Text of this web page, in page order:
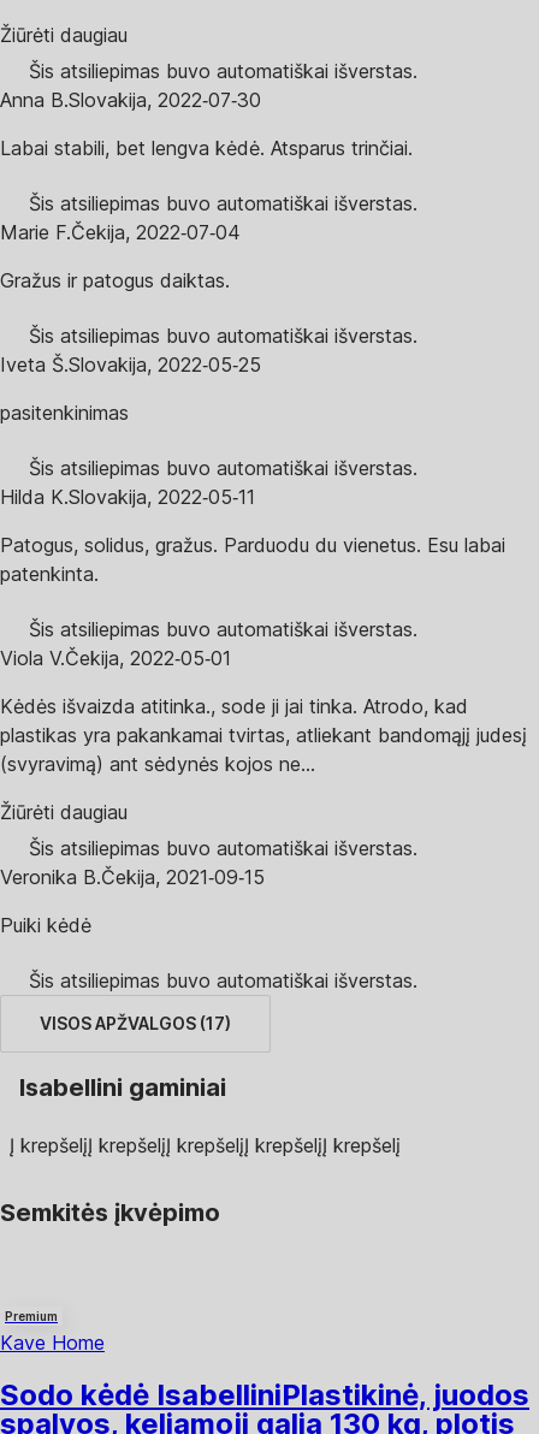
Žiūrėti daugiau
Šis atsiliepimas buvo automatiškai išverstas.
Anna B.Slovakija, 2022‑07‑30
Labai stabili, bet lengva kėdė. Atsparus trinčiai.
Šis atsiliepimas buvo automatiškai išverstas.
Marie F.Čekija, 2022‑07‑04
Gražus ir patogus daiktas.
Šis atsiliepimas buvo automatiškai išverstas.
Iveta Š.Slovakija, 2022‑05‑25
pasitenkinimas
Šis atsiliepimas buvo automatiškai išverstas.
Hilda K.Slovakija, 2022‑05‑11
Patogus, solidus, gražus. Parduodu du vienetus. Esu labai
patenkinta.
Šis atsiliepimas buvo automatiškai išverstas.
Viola V.Čekija, 2022‑05‑01
Kėdės išvaizda atitinka., sode ji jai tinka. Atrodo, kad
plastikas yra pakankamai tvirtas, atliekant bandomąjį judesį
(svyravimą) ant sėdynės kojos ne...
Žiūrėti daugiau
Šis atsiliepimas buvo automatiškai išverstas.
Veronika B.Čekija, 2021‑09‑15
Puiki kėdė
Šis atsiliepimas buvo automatiškai išverstas.
VISOS APŽVALGOS (17)
Isabellini gaminiai
Į krepšelįĮ krepšelįĮ krepšelįĮ krepšelįĮ krepšelį
Semkitės įkvėpimo
Premium
Kave Home
Sodo kėdė IsabelliniPlastikinė, juodos
spalvos, keliamoji galia 130 kg, plotis